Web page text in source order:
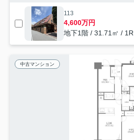
113
4,600万円
地下1階 / 31.71㎡ / 1R
中古マンション